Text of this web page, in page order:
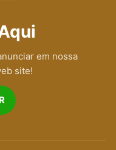
em nossa
site!